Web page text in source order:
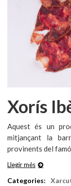
Xorís
Aquest és un
mitjançant la
provinents del
Llegir més
Categories: